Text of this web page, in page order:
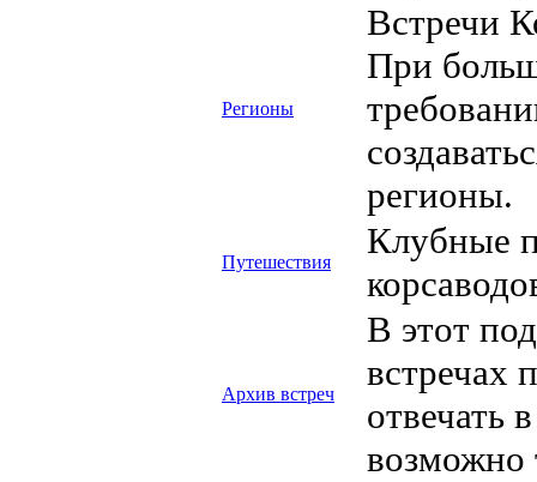
Регионы
Встречи
При
регионы.
Путешествия
Клубные
Архив встреч
В этот
встречах
отвечать
возможно